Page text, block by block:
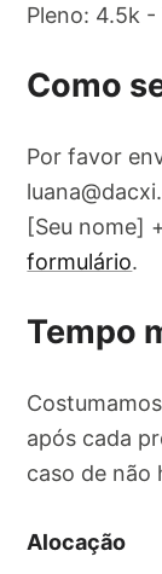
Pleno: 4.5k
Como
Por favor
[Seu nome]
formulário.
Tempo
após cada
caso de não
Alocação